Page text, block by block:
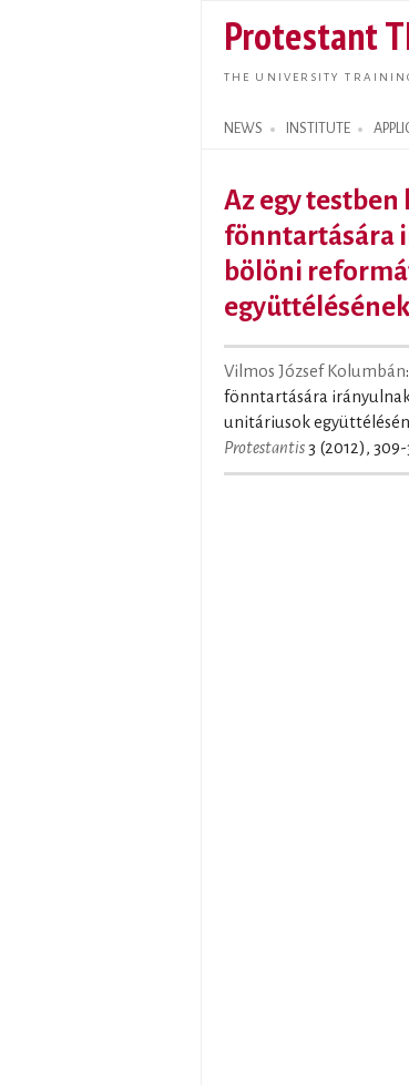
Protestant
THE UNIVERSITY
NEWS INSTITUTE
Search form
Az egy testben
fönntartására
bölöni
Vilmos József Kolumbán
fönntartására
unitáriusok
Protestantis3 (2012), 309-